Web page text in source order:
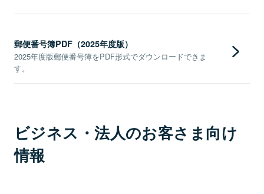
郵便番号簿PDF（2025年度版）
2025年度版郵便番号簿をPDF形式でダウンロードできま
す。
ビジネス・法人のお客さま向け
情報